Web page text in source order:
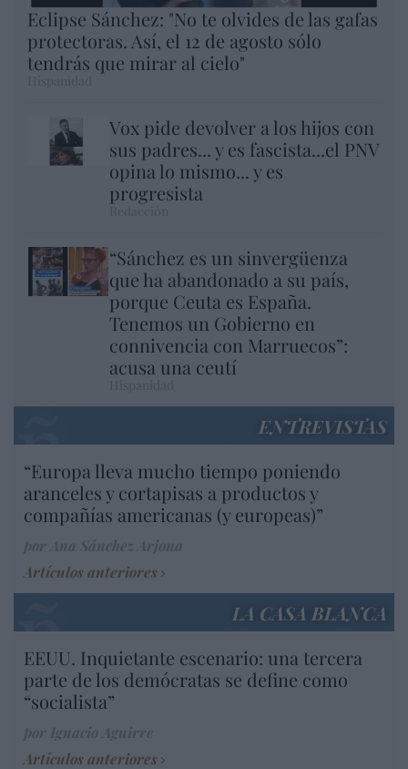
Eclipse Sánchez: "No te olvides de las gafas
protectoras. Así, el 12 de agosto sólo
tendrás que mirar al cielo"
Vox pide devolver a los hijos con
sus padres... y es fascista...el PNV
opina lo mismo... y es
progresista
“Sánchez es un sinvergüenza
que ha abandonado a su país,
porque Ceuta es España.
Tenemos un Gobierno en
connivencia con Marruecos”:
acusa una ceutí
ENTREVISTAS
“Europa lleva mucho tiempo poniendo
aranceles y cortapisas a productos y
compañías americanas (y europeas)”
Artículos anteriores
LA CASA BLANCA
EEUU. Inquietante escenario: una tercera
parte de los demócratas se define como
“socialista”
Artículos anteriores